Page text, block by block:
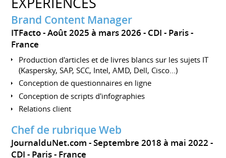
Brand Content Manager
ITFacto Août 2025 à mars 2026 CDI
Paris
France
Production d'articles et de livres blancs sur les sujets IT
(Kaspersky, SAP, SCC, Intel, AMD, Dell, Cisco...)
Conception de questionnaires en ligne
Conception de scripts d'infographies
Relations client
Chef de rubrique Web
JournalduNet.com
Septembre 2018 à mai 2022
CDI
Paris France